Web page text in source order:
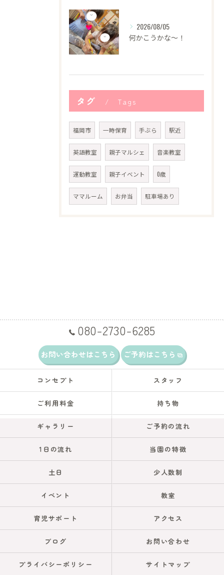
2026/08/05
何かこうかな〜！
タグ Tags
福岡市 一時保育 手ぶら 駅近
英語教室 親子マルシェ 音楽教室
運動教室 親子イベント 0歳
ママルーム お弁当 駐車場あり
080-2730-6285
お問い合わせはこちら ご予約はこちら
コンセプト スタッフ
ご利用料金 持ち物
ギャラリー ご予約の流れ
1日の流れ 当園の特徴
土日 少人数制
イベント 教室
育児サポート アクセス
ブログ お問い合わせ
プライバシーポリシー サイトマップ